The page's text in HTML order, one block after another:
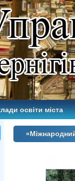
освіти міста